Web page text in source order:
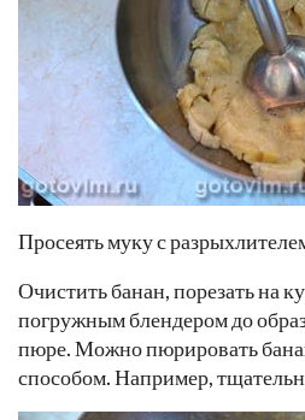
Просеять муку с
Очистить банан, порезать на
погружным блендером до
пюре. Можно пюрировать
способом. Например,